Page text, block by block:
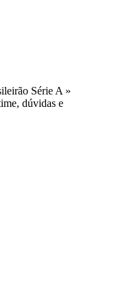
Série A »
dúvidas e